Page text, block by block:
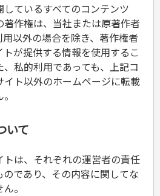
ているすべてのコンテンツ
著作権は、当社または原著作者
以外の場合を除き、著作権者
が提供する情報を使用するこ
私的利用であっても、上記コ
イト以外のホームページに転載
いて
トは、それぞれの運営者の責任
であり、その内容に関してな
。